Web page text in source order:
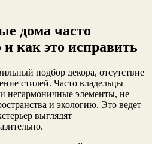
дома часто
как это исправить
подбор декора, отсутствие
стилей. Часто владельцы
негармоничные элементы, не
и экологию. Это ведет
выглядят